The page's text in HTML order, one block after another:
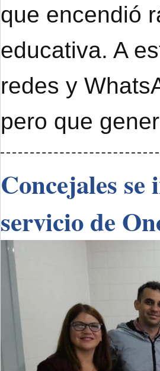
que encendió
educativa. A
redes y
pero que
Concejales
servicio de